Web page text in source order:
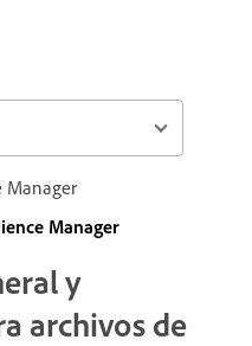
Manager
Manager
y
archivos de